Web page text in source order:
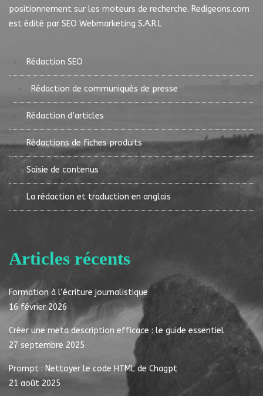
positionnement sur les moteurs de recherche. Redigeons.com
est édité par SEO Webmarketing S.A.R.L
Rédaction SEO
Rédaction de communiqués de presse
Rédaction d’articles
Rédactions de fiches produits
Saisie de contenus
La rédaction et traduction en anglais
Articles récents
Formation à l’écriture journalistique
16 février 2026
Créer une meta description efficace : le guide essentiel
27 septembre 2025
Prompt : Nettoyer le code HTML de Chagpt
21 août 2025